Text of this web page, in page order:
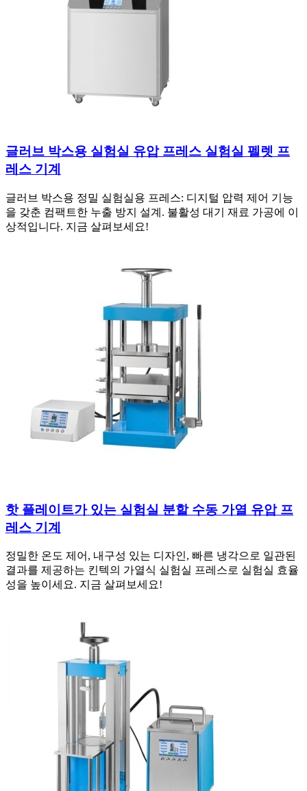
글러브 박스용 실험실 유압 프레스 실험실 펠렛 프
레스 기계
글러브 박스용 정밀 실험실용 프레스: 디지털 압력 제어 기능
을 갖춘 컴팩트한 누출 방지 설계. 불활성 대기 재료 가공에 이
상적입니다. 지금 살펴보세요!
핫 플레이트가 있는 실험실 분할 수동 가열 유압 프
레스 기계
정밀한 온도 제어, 내구성 있는 디자인, 빠른 냉각으로 일관된
결과를 제공하는 킨텍의 가열식 실험실 프레스로 실험실 효율
성을 높이세요. 지금 살펴보세요!